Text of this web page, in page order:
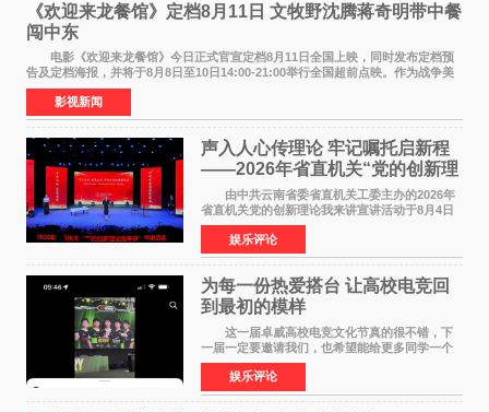
《欢迎来龙餐馆》定档8月11日 文牧野沈腾蒋奇明带中餐
闯中东
电影《欢迎来龙餐馆》今日正式官宣定档8月11日全国上映，同时发布定档预
告及定档海报，并将于8月8日至10日14:00-21:00举行全国超前点映。作为战争美
食大片，影片讲述的是中国厨师徐福（沈腾
影视新闻
声入人心传理论 牢记嘱托启新程
——2026年省直机关“党的创新理
论我来讲”宣讲活动圆满落幕
由中共云南省委省直机关工委主办的2026年
省直机关党的创新理论我来讲宣讲活动于8月4日
至5日在昆明举办。活动以 "牢记嘱托 感恩奋进
开创云南发展新局面 "为主题，坚持以新时代中国
特色社会主义
娱乐评论
为每一份热爱搭台 让高校电竞回
到最初的模样
这一届卓威高校电竞文化节真的很不错，下
一届一定要邀请我们，也希望能给更多同学一个
来到现场的机会。 2026卓威高校电竞文化节
已经落下帷幕，在活动结束后，仍有不少高校电
竞社负责人和现
娱乐评论